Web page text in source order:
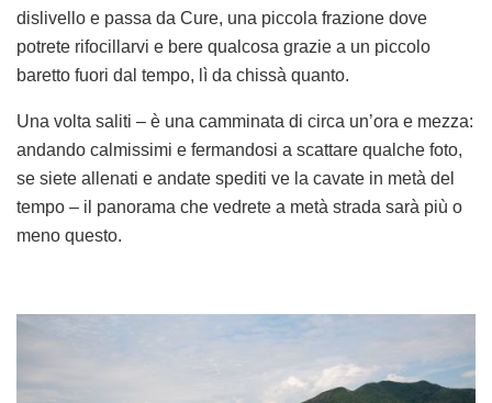
dislivello e passa da Cure, una piccola frazione dove
potrete rifocillarvi e bere qualcosa grazie a un piccolo
baretto fuori dal tempo, lì da chissà quanto.
Una volta saliti – è una camminata di circa un’ora e mezza:
andando calmissimi e fermandosi a scattare qualche foto,
se siete allenati e andate spediti ve la cavate in metà del
tempo – il panorama che vedrete a metà strada sarà più o
meno questo.